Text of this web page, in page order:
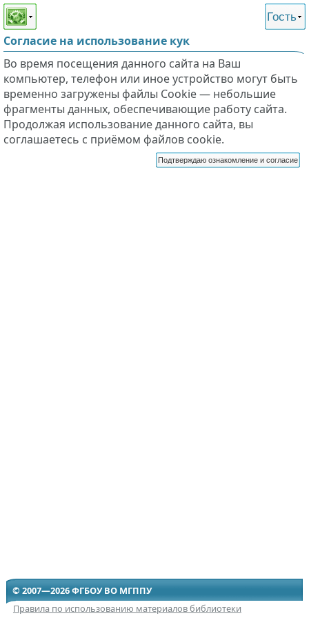
Этот сайт поддерживает
слабовидящих
Гость
Согласие на использование кук
Во время посещения данного сайта на Ваш
компьютер, телефон или иное устройство могут быть
временно загружены файлы Cookie — небольшие
фрагменты данных, обеспечивающие работу сайта.
Продолжая использование данного сайта, вы
соглашаетесь с приёмом файлов cookie.
Подтверждаю ознакомление и согласие
© 2007—2026 ФГБОУ ВО МГППУ
Правила по использованию материалов библиотеки